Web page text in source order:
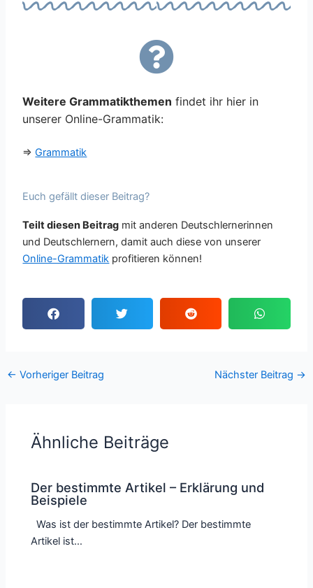
Weitere Grammatikthemen findet ihr hier in
unserer Online-Grammatik:
⇒Grammatik
Euch gefällt dieser Beitrag?
Teilt diesen Beitrag mit anderen Deutschlernerinnen
und Deutschlernern, damit auch diese von unserer
Online-Grammatik profitieren können!
← Vorheriger Beitrag Nächster Beitrag →
Ähnliche Beiträge
Der bestimmte Artikel – Erklärung und
Beispiele
Was ist der bestimmte Artikel? Der bestimmte
Artikel ist…